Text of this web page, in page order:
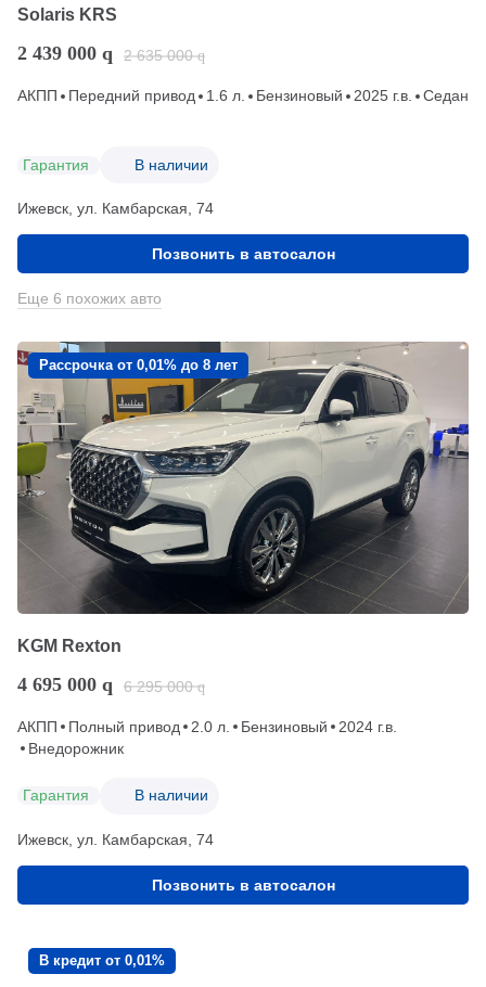
Solaris KRS
2 439 000 q 2 635 000 q
АКПП Передний привод 1.6 л. Бензиновый 2025 г.в. Седан
Гарантия В наличии
Ижевск, ул. Камбарская, 74
Позвонить в автосалон
Еще 6 похожих авто
Рассрочка от 0,01% до 8 лет
KGM Rexton
4 695 000 q 6 295 000 q
АКПП Полный привод 2.0 л. Бензиновый
2024 г.в.
Внедорожник
Гарантия В наличии
Ижевск, ул. Камбарская, 74
Позвонить в автосалон
В кредит от 0,01%